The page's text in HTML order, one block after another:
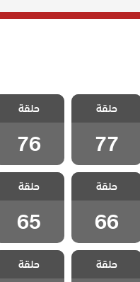
مسلسل ثلاث
اخوات الحلقة
77
حلقة
77
مسلسل ثلاث
اخوات الحلقة
76
حلقة
76
مسلسل ثلاث
اخوات الحلقة
66
حلقة
66
مسلسل ثلاث
اخوات الحلقة
65
حلقة
65
مسلسل ثلاث
اخوات الحلقة
حلقة
مسلسل ثلاث
اخوات الحلقة
حلقة